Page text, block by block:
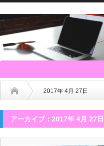
2017年 4月 27日
アーカイブ：2017年 4月 27日